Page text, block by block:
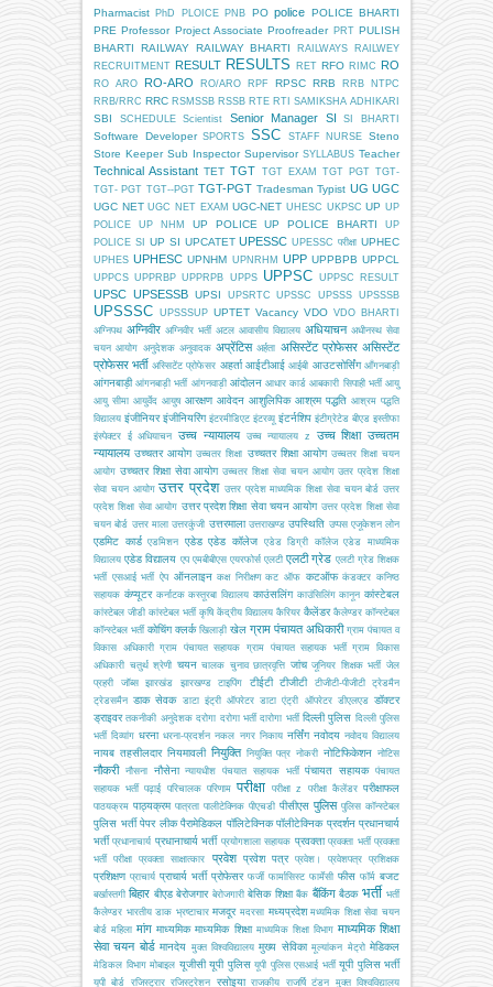
Pharmacist PhD PLOICE PNB PO police POLICE BHARTI
PRE Professor Project Associate Proofreader PRT PULISH
BHARTI
RAILWAY RAILWAY BHARTI RAILWAYS
RAILWEY
RECRUITMENT RESULT RESULTS RET RFO RIMC RO
RO ARO RO-ARO RO/ARO RPF RPSC RRB
RRB NTPC
RRB/RRC RRC RSMSSB RSSB RTE RTI SAMIKSHA ADHIKARI
SBI SCHEDULE Scientist Senior Manager SI SI BHARTI
Software Developer SPORTS SSC STAFF NURSE
Steno
Store Keeper Sub Inspector Supervisor SYLLABUS Teacher
Technical Assistant TET TGT TGT EXAM TGT PGT TGT-
TGT- PGT TGT--PGT TGT-PGT Tradesman Typist UG UGC
UGC NET UGC NET EXAM UGC-NET UHESC UKPSC UP UP
POLICE
UP NHM UP POLICE UP POLICE BHARTI
UP
POLICE SI
UP SI UPCATET UPESSC UPESSC परीक्षा UPHEC
UPHES UPHESC UPNHM UPNRHM UPP UPPBPB UPPCL
UPPCS UPPRBP UPPRPB UPPS UPPSC UPPSC RESULT
UPSC UPSESSB UPSI UPSRTC UPSSC UPSSS UPSSSB
UPSSSC UPSSSUP UPTET Vacancy VDO VDO BHARTI
अग्निपथ अग्निवीर अग्निवीर भर्ती अटल आवासीय विद्यालय अधियाचन अधीनस्थ सेवा
चयन आयोग अनुदेशक अनुवादक अप्रेंटिस अर्हता असिस्टेंट प्रोफेसर असिस्टेंट
प्रोफेसर भर्ती अस्सिटेंट प्रोफेसर अहर्ता आईटीआई आईबी आउटसोर्सिंग आँगनबाड़ी
आंगनबाड़ी आंगनबाड़ी भर्ती आंगनवाड़ी आंदोलन आधार कार्ड आबकारी सिपाही भर्ती आयु
आयु सीमा आयुर्वेद आयुष आरक्षण आवेदन आशुलिपिक आश्रम पद्धति आश्रम पद्धति
विद्यालय इंजीनियर इंजीनियरिंग इंटरमीडिएट इंटरव्यू इंटर्नशिप इंटीग्रेटेड बीएड इस्तीफा
इंस्पेक्टर ई अधियाचन उच्च न्यायालय उच्च न्यायालय z उच्च शिक्षा उच्चतम
न्यायालय उच्चतर आयोग उच्चतर शिक्षा उच्चतर शिक्षा आयोग उच्चतर शिक्षा चयन
आयोग उच्चतर शिक्षा सेवा आयोग उच्चतर शिक्षा सेवा चयन आयोग उतर प्रदेश शिक्षा
सेवा चयन आयोग उत्तर प्रदेश उत्तर प्रदेश माध्यमिक शिक्षा सेवा चयन बोर्ड उत्तर
प्रदेश शिक्षा सेवा आयोग उत्तर प्रदेश शिक्षा सेवा चयन आयोग उत्तर प्रदेश शिक्षा सेवा
चयन बोर्ड उत्तर माला उत्तरकुंजी उत्तरमाला उत्तराखण्ड उपस्थिति उप्पस एजूकेशन लोन
एडमिट कार्ड एडमिशन एडेड एडेड कॉलेज एडेड डिग्री कॉलेज एडेड माध्यमिक
विद्यालय एडेड विद्यालय एप एमबीबीएस एयरफोर्स एलटी एलटी ग्रेड एलटी ग्रेड शिक्षक
भर्ती एसआई भर्ती ऐप ऑनलाइन कक्ष निरीक्षण कट ऑफ कटऑफ कंडक्टर कनिष्ठ
सहायक कंप्यूटर कर्नाटक कस्तूरबा विद्यालय काउंसलिंग काउंसिलिंग कानून कांस्टेबल
कांस्टेबल जीडी कांस्टेबल भर्ती कृषि केंद्रीय विद्यालय कैरियर कैलेंडर कैलेण्डर कॉन्स्टेबल
कॉन्स्टेबल भर्ती कोचिंग क्लर्क खिलाड़ी खेल ग्राम पंचायत अधिकारी ग्राम पंचायत व
विकास अधिकारी ग्राम पंचायत सहायक ग्राम पंचायत सहायक भर्ती ग्राम विकास
अधिकारी चतुर्थ श्रेणी चयन चालक चुनाव छात्रवृत्ति जांच जूनियर शिक्षक भर्ती जेल
प्रहरी
जॉब्स झारखंड झारखण्ड टाइपिंग टीईटी टीजीटी टीजीटी-पीजीटी
ट्रेडमैन
ट्रेडसमैन डाक सेवक डाटा इंट्री ऑपरेटर डाटा एंट्री ऑपरेटर डीएलएड डॉक्टर
ड्राइवर तकनीकी अनुदेशक दरोगा दरोगा भर्ती दारोगा भर्ती दिल्ली पुलिस दिल्ली पुलिस
भर्ती दिव्यांग धरना धरना-प्रदर्शन नकल नगर निकाय नर्सिंग नवोदय नवोदय विद्यालय
नायब तहसीलदार नियमावली नियुक्ति नियुक्ति पत्र नोकरी नोटिफिकेशन नोटिस
नौकरी नौसना नौसेना न्यायधीश पंचयात सहायक भर्ती पंचायत सहायक पंचायत
सहायक भर्ती पढ़ाई परिचालक परिणाम परीक्षा परीक्षा z परीक्षा कैलेंडर परीक्षाफल
पाठयक्रम पाठ्यक्रम पात्रता पालीटेक्निक पीएचडी पीसीएस पुलिस पुलिस कॉन्स्टेबल
पुलिस भर्ती पेपर लीक पैरामेडिकल पॉलिटेक्निक पॉलीटेक्निक प्रदर्शन प्रधानचार्य
भर्ती प्रधानाचार्य प्रधानाचार्य भर्ती प्रयोगशाला सहायक प्रवक्ता प्रवक्ता भर्ती प्रवक्ता
भर्ती परीक्षा
प्रवक्ता साक्षात्कार प्रवेश प्रवेश पत्र प्रवेश। प्रवेशपत्र प्रशिक्षक
प्रशिक्षण प्राचार्य प्राचार्य भर्ती प्रोफेसर फर्जी फार्मासिस्ट फार्मेसी फीस फॉर्म बजट
बर्खास्तगी बिहार बीएड बेरोजगार बेरोजगारी बेसिक शिक्षा बैंक बैंकिंग बैठक भर्ती भर्ती
कैलेण्डर भारतीय डाक भ्रष्टाचार मजदूर मदरसा मध्यप्रदेश मध्यमिक शिक्षा सेवा चयन
बोर्ड महिला मांग माध्यमिक माध्यमिक शिक्षा माध्यमिक शिक्षा विभाग माध्यमिक शिक्षा
सेवा चयन बोर्ड मानदेय मुक्त विश्वविद्यालय मुख्य सेविका मूल्यांकन मेट्रो मेडिकल
मेडिकल विभाग मोबाइल यूजीसी यूपी पुलिस यूपी पुलिस एसआई भर्ती यूपी पुलिस भर्ती
यूपी बोर्ड रजिस्ट्रार रजिस्ट्रेशन रसोइया राजकीय राजर्षि टंडन मुक्त विश्वविद्यालय